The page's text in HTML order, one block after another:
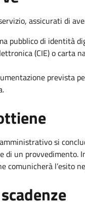
assicurati di
pubblico di identità
(CIE) o carta
prevista
si
di un provvedimento.
comunicherà l’esito